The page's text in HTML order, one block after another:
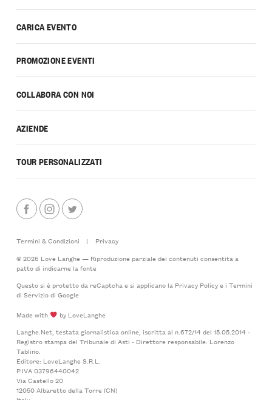
CARICA EVENTO
PROMOZIONE EVENTI
COLLABORA CON NOI
AZIENDE
TOUR PERSONALIZZATI
Termini & Condizioni |
Privacy
© 2026 Love Langhe — Riproduzione parziale dei contenuti consentita a
patto di indicarne la fonte
Questo si è protetto da reCaptcha e si applicano la Privacy Policye i Termini
di Serviziodi Google
Made with
by LoveLanghe
Langhe.Net, testata giornalistica online, iscritta al n.672/14 del 15.05.2014 -
Registro stampa del Tribunale di Asti - Direttore responsabile: Lorenzo
Tablino.
Editore: LoveLanghe S.R.L.
P.IVA 03796440042
Via Castello 20
12050 Albaretto della Torre (CN)